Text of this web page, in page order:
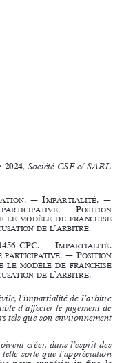
 
    
    
   

   
    
    
   

   





—   imPaRtialité. —
. — P
de
FR anchise
de l’ aRbit Re
.
cPc. —   i
mPaRtialité.
. — P
de l aRbit Re
de l’arbitre
le jugement de
son environnement
que l’appréciation
apprécier in fine
  le
résiliation du contrat
au  cours  de  la
en  tant  que
auquel le
choisi par la société
en raison de